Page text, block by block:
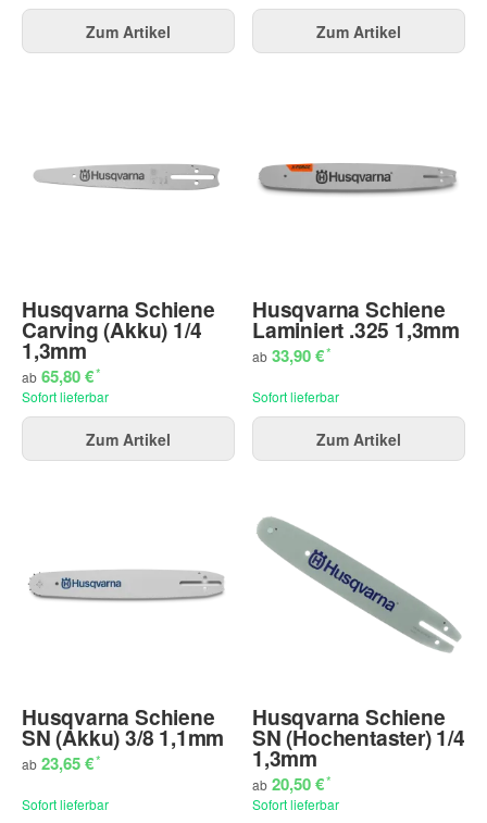
Zum Artikel Zum Artikel
Husqvarna Schiene
Carving (Akku) 1/4
1,3mm
ab 65,80 €*
Sofort lieferbar
Zum Artikel
Husqvarna Schiene
Laminiert .325 1,3mm
ab 33,90 €*
Sofort lieferbar
Zum Artikel
Husqvarna Schiene
SN (Akku) 3/8 1,1mm
ab 23,65 €*
Sofort lieferbar
Husqvarna Schiene
SN (Hochentaster) 1/4
1,3mm
ab 20,50 €*
Sofort lieferbar